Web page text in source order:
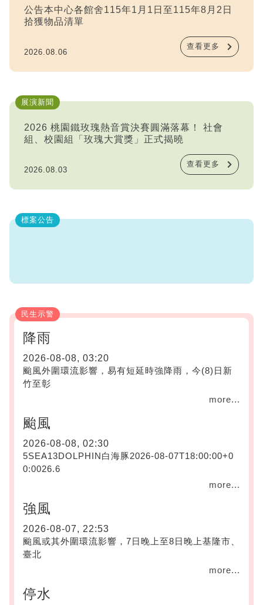
2026.08.06
公告本中心各館舍115年1月1日至115年8月2日
拾獲物品清單
查看更多
展演新聞
2026.08.03
2026 桃園鐵玫瑰熱音賞決賽圓滿落幕！ 社會
組、校園組「玫瑰大賞獎」正式揭曉
查看更多
標案公告
民生示警
降雨
2026-08-08, 03:20
颱風外圍環流影響，易有短延時強降雨，今(8)日新
竹至彰
more...
颱風
2026-08-08, 02:30
5SEA13DOLPHIN白海豚2026-08-07T18:00:00+0
0:0026.6
more...
強風
2026-08-07, 22:53
颱風或其外圍環流影響，7日晚上至8日晚上基隆市、
臺北
more...
停水